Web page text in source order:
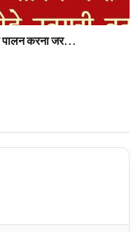
पालन करना जर...